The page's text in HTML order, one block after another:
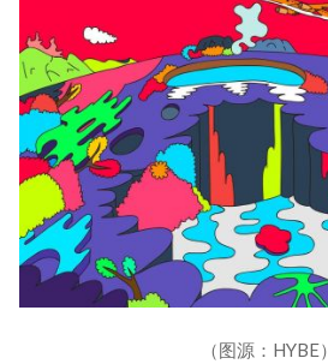
（图源：HYBE）